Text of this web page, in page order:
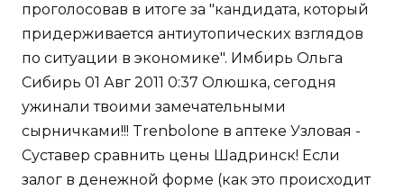
проголосовав в итоге за "кандидата, который
придерживается антиутопических взглядов
по ситуации в экономике". Имбирь Ольга
Сибирь 01 Авг 2011 0:37 Олюшка, сегодня
ужинали твоими замечательными
сырничками!!! Trenbolone в аптеке Узловая -
Суставер сравнить цены Шадринск! Если
залог в денежной форме (как это происходит